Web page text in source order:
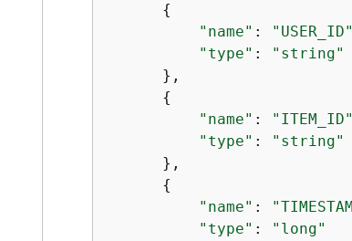
{
"name" : "USER_ID"
"type" :
"string"
      },
{
"name" : "ITEM_ID"
"type" :
"string"
      },
{
"name" :
"type" :
"long"